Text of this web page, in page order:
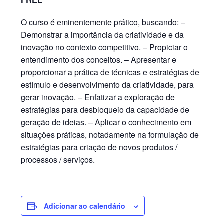
O curso é eminentemente prático, buscando: –
Demonstrar a importância da criatividade e da
inovação no contexto competitivo. – Propiciar o
entendimento dos conceitos. – Apresentar e
proporcionar a prática de técnicas e estratégias de
estímulo e desenvolvimento da criatividade, para
gerar inovação. – Enfatizar a exploração de
estratégias para desbloqueio da capacidade de
geração de ideias. – Aplicar o conhecimento em
situações práticas, notadamente na formulação de
estratégias para criação de novos produtos /
processos / serviços.
Adicionar ao calendário